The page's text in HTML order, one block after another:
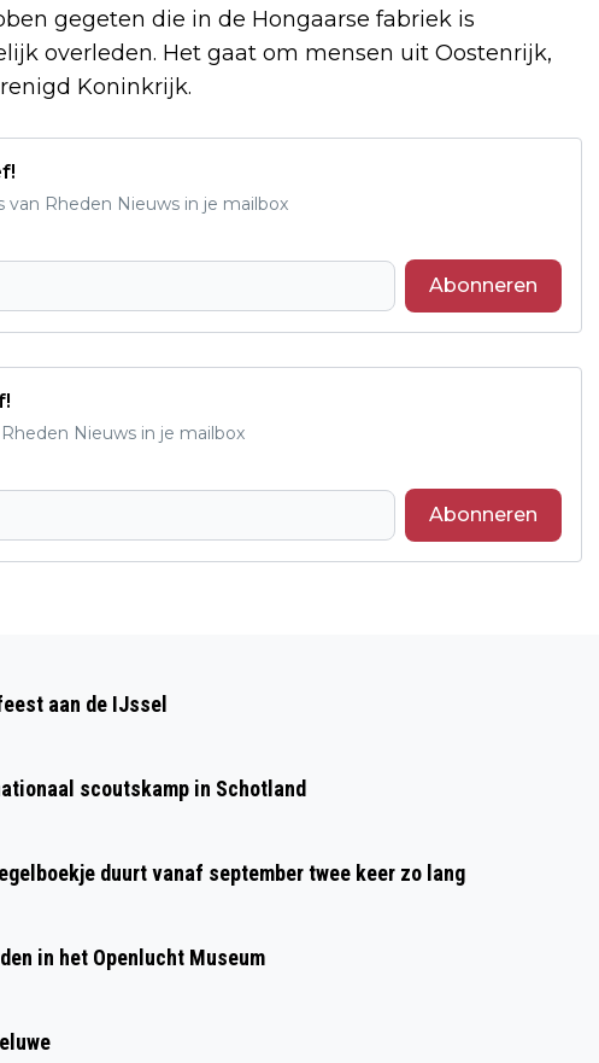
gegeten die in de Hongaarse fabriek is
overleden. Het gaat om mensen uit Oostenrijk,
Koninkrijk.
Rheden Nieuws in je mailbox
Abonneren
Nieuws in je mailbox
Abonneren
SMULHOEK
aan de IJssel
scoutskamp in Schotland
duurt vanaf september twee keer zo lang
in het Openlucht Museum